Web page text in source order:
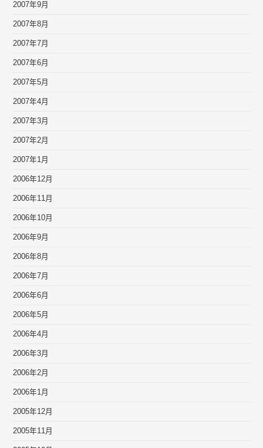
2007年9月
2007年8月
2007年7月
2007年6月
2007年5月
2007年4月
2007年3月
2007年2月
2007年1月
2006年12月
2006年11月
2006年10月
2006年9月
2006年8月
2006年7月
2006年6月
2006年5月
2006年4月
2006年3月
2006年2月
2006年1月
2005年12月
2005年11月